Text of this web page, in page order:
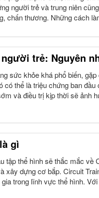
người trẻ và trung niên
chấn thương. Những cách
trẻ: Nguyên
sức khỏe khá phổ biến,
có thể là triệu chứng ban
và điều trị kịp thời sẽ ảnh
gì
tập thể hình sẽ thắc mắc về
xây dựng cơ bắp. Circuit
trong lĩnh vực thể hình.